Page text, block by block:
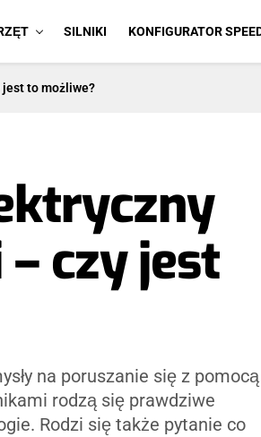
SILNIKI KONFIGURATOR
to możliwe?
czy jest
na poruszanie się z pomocą
rodzą się prawdziwe
Rodzi się także pytanie co